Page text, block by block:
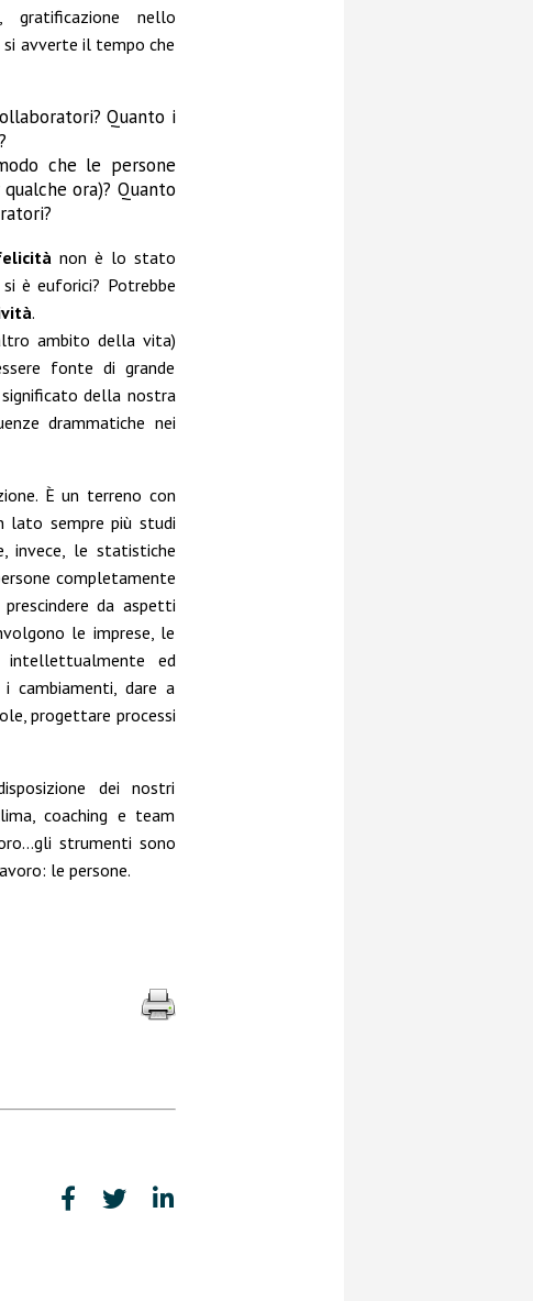
gratificazione nello
avverte il tempo che
Quanto i
che le persone
ora)? Quanto
non è lo stato
è euforici? Potrebbe
.
ambito della vita)
fonte di grande
della nostra
drammatiche nei
È un terreno con
lato sempre più studi
invece, le statistiche
completamente
da aspetti
le imprese, le
ed
cambiamenti, dare a
progettare processi
dei nostri
coaching e team
strumenti sono
le persone.